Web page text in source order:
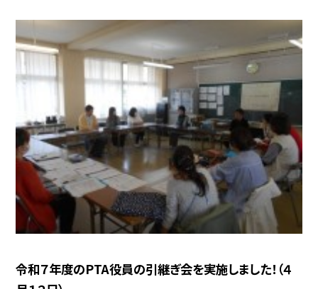
令和７年度のPTA役員の引継ぎ会を実施しました！（４